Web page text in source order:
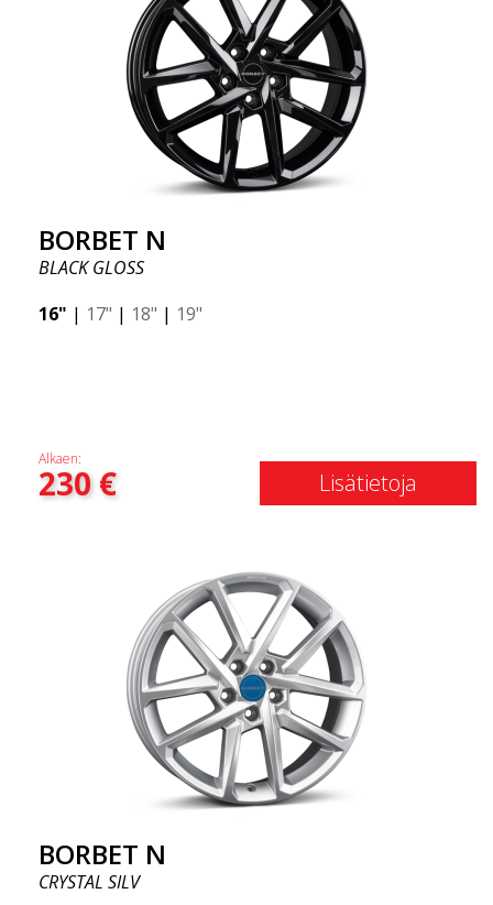
BORBET N
BLACK GLOSS
16" | 17" | 18" | 19"
Alkaen:
230€ Lisätietoja
BORBET N
CRYSTAL SILV